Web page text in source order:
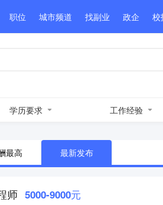
职位 城市频道 找副业 政企 校
学历要求 工作经验
最高 最新发布
师 5000-9000元